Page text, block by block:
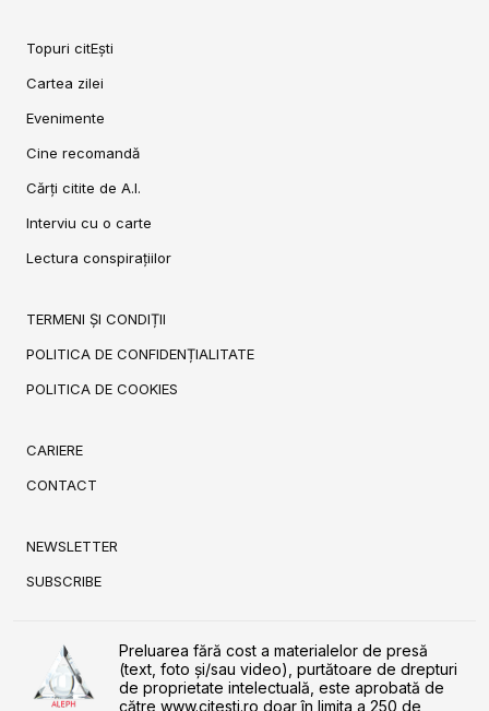
Topuri citEști
Cartea zilei
Evenimente
Cine recomandă
Cărți citite de A.I.
Interviu cu o carte
Lectura conspirațiilor
TERMENI ȘI CONDIȚII
POLITICA DE CONFIDENȚIALITATE
POLITICA DE COOKIES
CARIERE
CONTACT
NEWSLETTER
SUBSCRIBE
Preluarea fără cost a materialelor de presă
(text, foto și/sau video), purtătoare de drepturi
de proprietate intelectuală, este aprobată de
către www.citesti.ro doar în limita a 250 de